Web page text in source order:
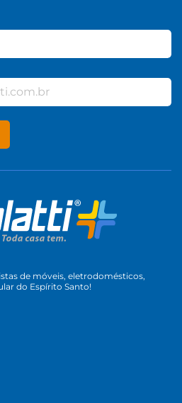
de móveis, eletrodomésticos,
do Espírito Santo!